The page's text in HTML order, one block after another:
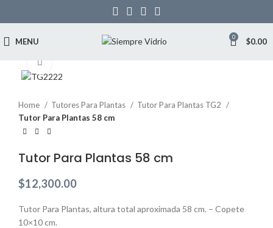
MENU 0 $0.00
Home Tutores Para Plantas
Tutor Para Plantas TG2
Tutor Para Plantas 58 cm
Tutor Para Plantas 58 cm
$12,300.00
Tutor Para Plantas, altura total aproximada 58 cm. – Copete
10×10 cm.